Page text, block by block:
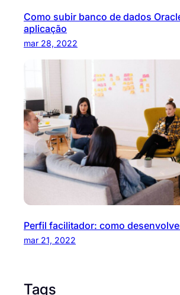
Como subir banco de dados
aplicação
mar 28, 2022
Perfil facilitador: como
mar 21, 2022
Tags